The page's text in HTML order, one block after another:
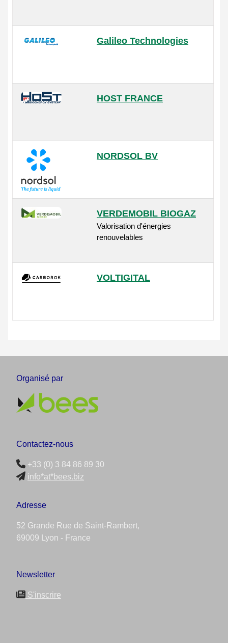
Galileo Technologies
HOST FRANCE
NORDSOL BV
VERDEMOBIL BIOGAZ
Valorisation d'énergies
renouvelables
VOLTIGITAL
Organisé par
Contactez-nous
+33 (0) 3 84 86 89 30
info*at*bees.biz
Adresse
52 Grande Rue de Saint-Rambert,
69009 Lyon - France
Newsletter
S'inscrire